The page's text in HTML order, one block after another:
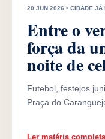
20 JUN 2026 • CIDADE JÁ
Entre o
força da
noite de
Futebol, festejos
Praça do
Ler matéria